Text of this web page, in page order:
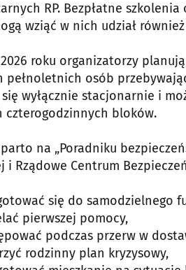
RP. Bezpłatne
wziąć w nich udział
roku organizatorzy
pełnoletnich osób
wyłącznie stacjonarnie i
czterogodzinnych bloków.
na „Poradniku
i Rządowe Centrum
się do samodzielnego
pierwszej pomocy,
podczas przerw w
rodzinny plan kryzysowy,